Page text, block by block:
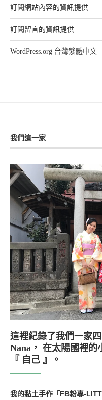
訂閱網站內容的資訊提供
訂閱留言的資訊提供
WordPress.org 台灣繁體中文
我們這一家
這裡紀錄了我們一家
Nana， 在太陽國裡的
『 自己 』。
我的黏土手作「FB粉專-